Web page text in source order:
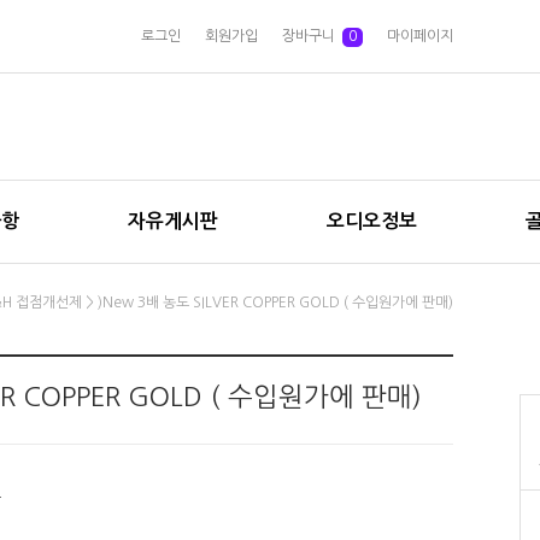
로그인 회원가입 장바구니 0 마이페이지
자유게시판 오디오정보
접점개선제 > )New 3배 농도 SILVER COPPER GOLD ( 수입원가에 판매)
COPPER GOLD ( 수입원가에 판매)